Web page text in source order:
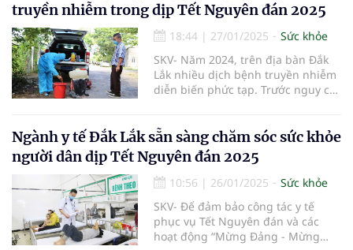
truyền nhiễm trong dịp Tết Nguyên đán 2025
18:44 | 27/01/2025
Sức khỏe
SKV- Năm 2024, trên địa bàn Đắk
Lắk nhiều dịch bệnh truyền nhiễm
diễn biến phức tạp. Trước nguy cơ
Y tế tỉnh đã triển khai đồng bộ
nhiều biện pháp để đảm bảo sức
khỏe cộng đồng, đảm bảo Tết
Nguyên đán Ất Tỵ năm 2025 an
toàn, vui tươi.
Ngành y tế Đắk Lắk sẵn sàng chăm sóc sức khỏe
người dân dịp Tết Nguyên đán 2025
10:56 | 26/01/2025
Sức khỏe
SKV- Để đảm bảo công tác y tế
phục vụ Tết Nguyên đán và các
hoạt động “Mừng Đảng - Mừng